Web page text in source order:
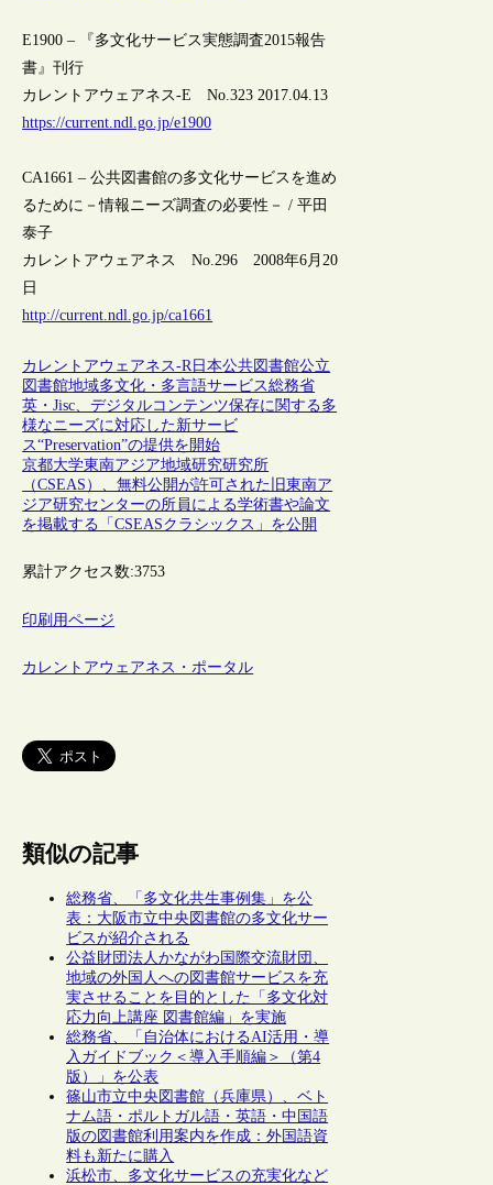
E1900 – 『多文化サービス実態調査2015報告
書』刊行
カレントアウェアネス-E No.323 2017.04.13
https://current.ndl.go.jp/e1900
CA1661 – 公共図書館の多文化サービスを進め
るために－情報ニーズ調査の必要性－ / 平田
泰子
カレントアウェアネス No.296 2008年6月20
日
http://current.ndl.go.jp/ca1661
カレントアウェアネス-R日本公共図書館公立
図書館地域多文化・多言語サービス総務省
英・Jisc、デジタルコンテンツ保存に関する多
様なニーズに対応した新サービ
ス“Preservation”の提供を開始
京都大学東南アジア地域研究研究所
（CSEAS）、無料公開が許可された旧東南ア
ジア研究センターの所員による学術書や論文
を掲載する「CSEASクラシックス」を公開
累計アクセス数:3753
印刷用ページ
カレントアウェアネス・ポータル
類似の記事
総務省、「多文化共生事例集」を公
表：大阪市立中央図書館の多文化サー
ビスが紹介される
公益財団法人かながわ国際交流財団、
地域の外国人への図書館サービスを充
実させることを目的とした「多文化対
応力向上講座 図書館編」を実施
総務省、「自治体におけるAI活用・導
入ガイドブック＜導入手順編＞（第4
版）」を公表
篠山市立中央図書館（兵庫県）、ベト
ナム語・ポルトガル語・英語・中国語
版の図書館利用案内を作成：外国語資
料も新たに購入
浜松市、多文化サービスの充実化など